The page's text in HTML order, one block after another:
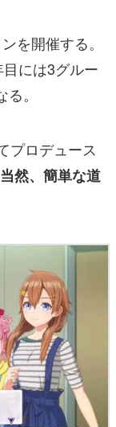
を開催する。
には3グルー
。
プロデュース
然、簡単な道